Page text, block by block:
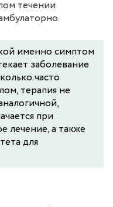
течении
именно симптом
заболевание
часто
терапия не
при
лечение, а также
для